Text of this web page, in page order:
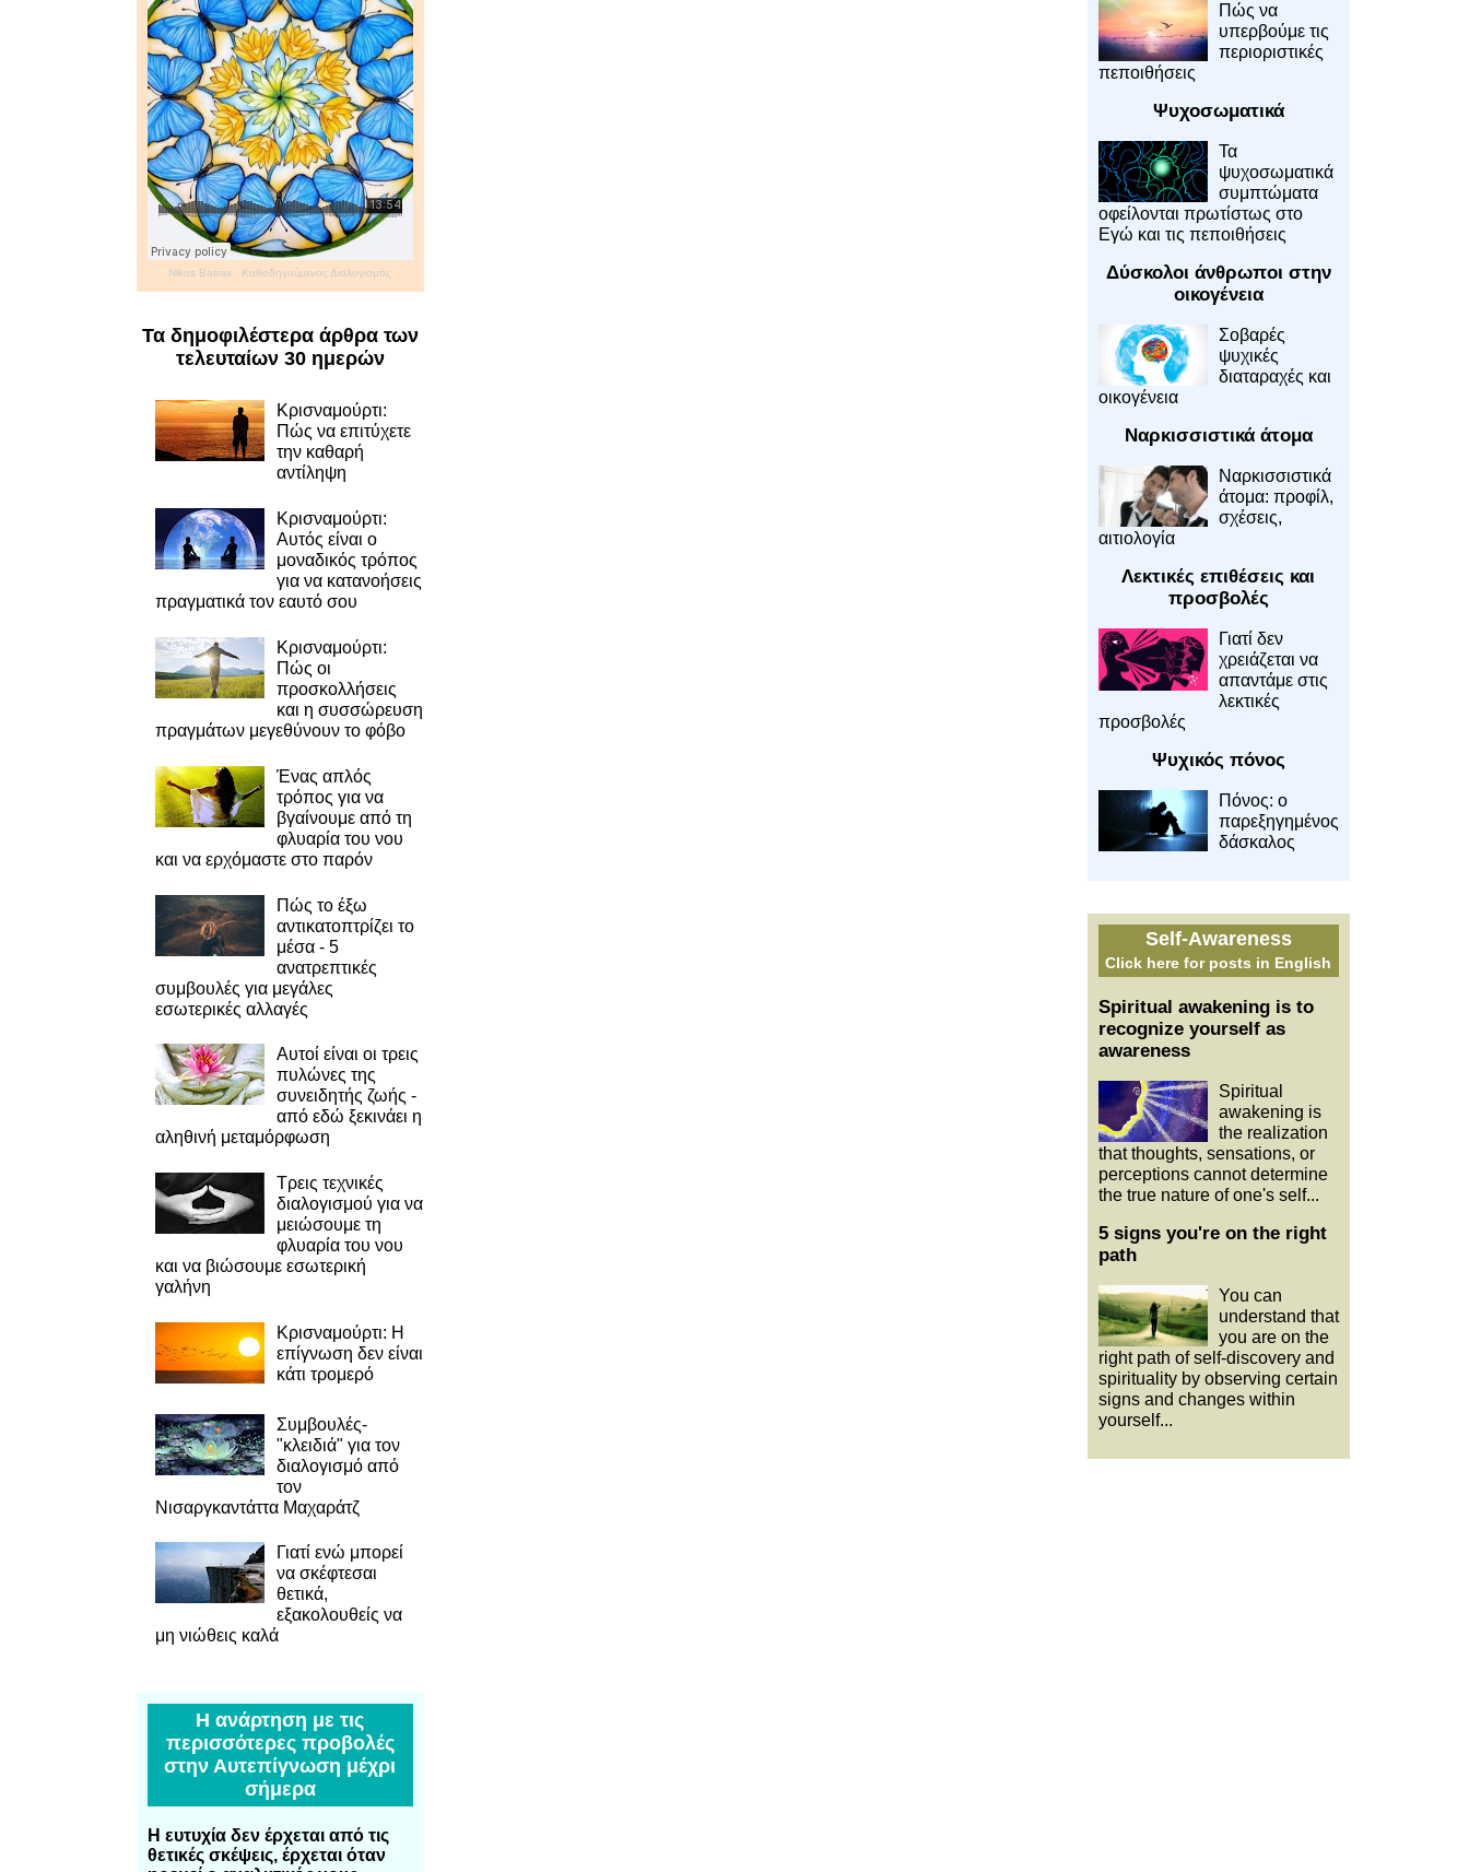
Nikos Batras · Καθοδηγούμενος Διαλογισμός
Τα δημοφιλέστερα άρθρα των
τελευταίων 30 ημερών
Κρισναμούρτι:
Πώς να επιτύχετε
την καθαρή
αντίληψη
Κρισναμούρτι:
Αυτός είναι ο
μοναδικός τρόπος
για να κατανοήσεις
πραγματικά τον εαυτό σου
Κρισναμούρτι:
Πώς οι
προσκολλήσεις
και η συσσώρευση
πραγμάτων μεγεθύνουν το φόβο
Ένας απλός
τρόπος για να
βγαίνουμε από τη
φλυαρία του νου
και να ερχόμαστε στο παρόν
Πώς το έξω
αντικατοπτρίζει το
μέσα - 5
ανατρεπτικές
συμβουλές για μεγάλες
εσωτερικές αλλαγές
Αυτοί είναι οι τρεις
πυλώνες της
συνειδητής ζωής -
από εδώ ξεκινάει η
αληθινή μεταμόρφωση
Τρεις τεχνικές
διαλογισμού για να
μειώσουμε τη
φλυαρία του νου
και να βιώσουμε εσωτερική
γαλήνη
Κρισναμούρτι: Η
επίγνωση δεν είναι
κάτι τρομερό
Συμβουλές-
"κλειδιά" για τον
διαλογισμό από
τον
Νισαργκαντάττα Μαχαράτζ
Γιατί ενώ μπορεί
να σκέφτεσαι
θετικά,
εξακολουθείς να
μη νιώθεις καλά
Η ανάρτηση με τις
περισσότερες προβολές
στην Αυτεπίγνωση μέχρι
σήμερα
Η ευτυχία δεν έρχεται από τις
θετικές σκέψεις, έρχεται όταν
Πώς να
υπερβούμε τις
περιοριστικές
πεποιθήσεις
Ψυχοσωματικά
Τα
ψυχοσωματικά
συμπτώματα
οφείλονται πρωτίστως στο
Εγώ και τις πεποιθήσεις
Δύσκολοι άνθρωποι στην
οικογένεια
Σοβαρές
ψυχικές
διαταραχές και
οικογένεια
Ναρκισσιστικά άτομα
Ναρκισσιστικά
άτομα: προφίλ,
σχέσεις,
αιτιολογία
Λεκτικές επιθέσεις και
προσβολές
Γιατί δεν
χρειάζεται να
απαντάμε στις
λεκτικές
προσβολές
Ψυχικός πόνος
Πόνος: ο
παρεξηγημένος
δάσκαλος
Self-Awareness
Click here for posts in English
Spiritual awakening is to
recognize yourself as
awareness
Spiritual
awakening is
the realization
that thoughts, sensations, or
perceptions cannot determine
the true nature of one's self...
5 signs you're on the right
path
You can
understand that
you are on the
right path of self-discovery and
spirituality by observing certain
signs and changes within
yourself...